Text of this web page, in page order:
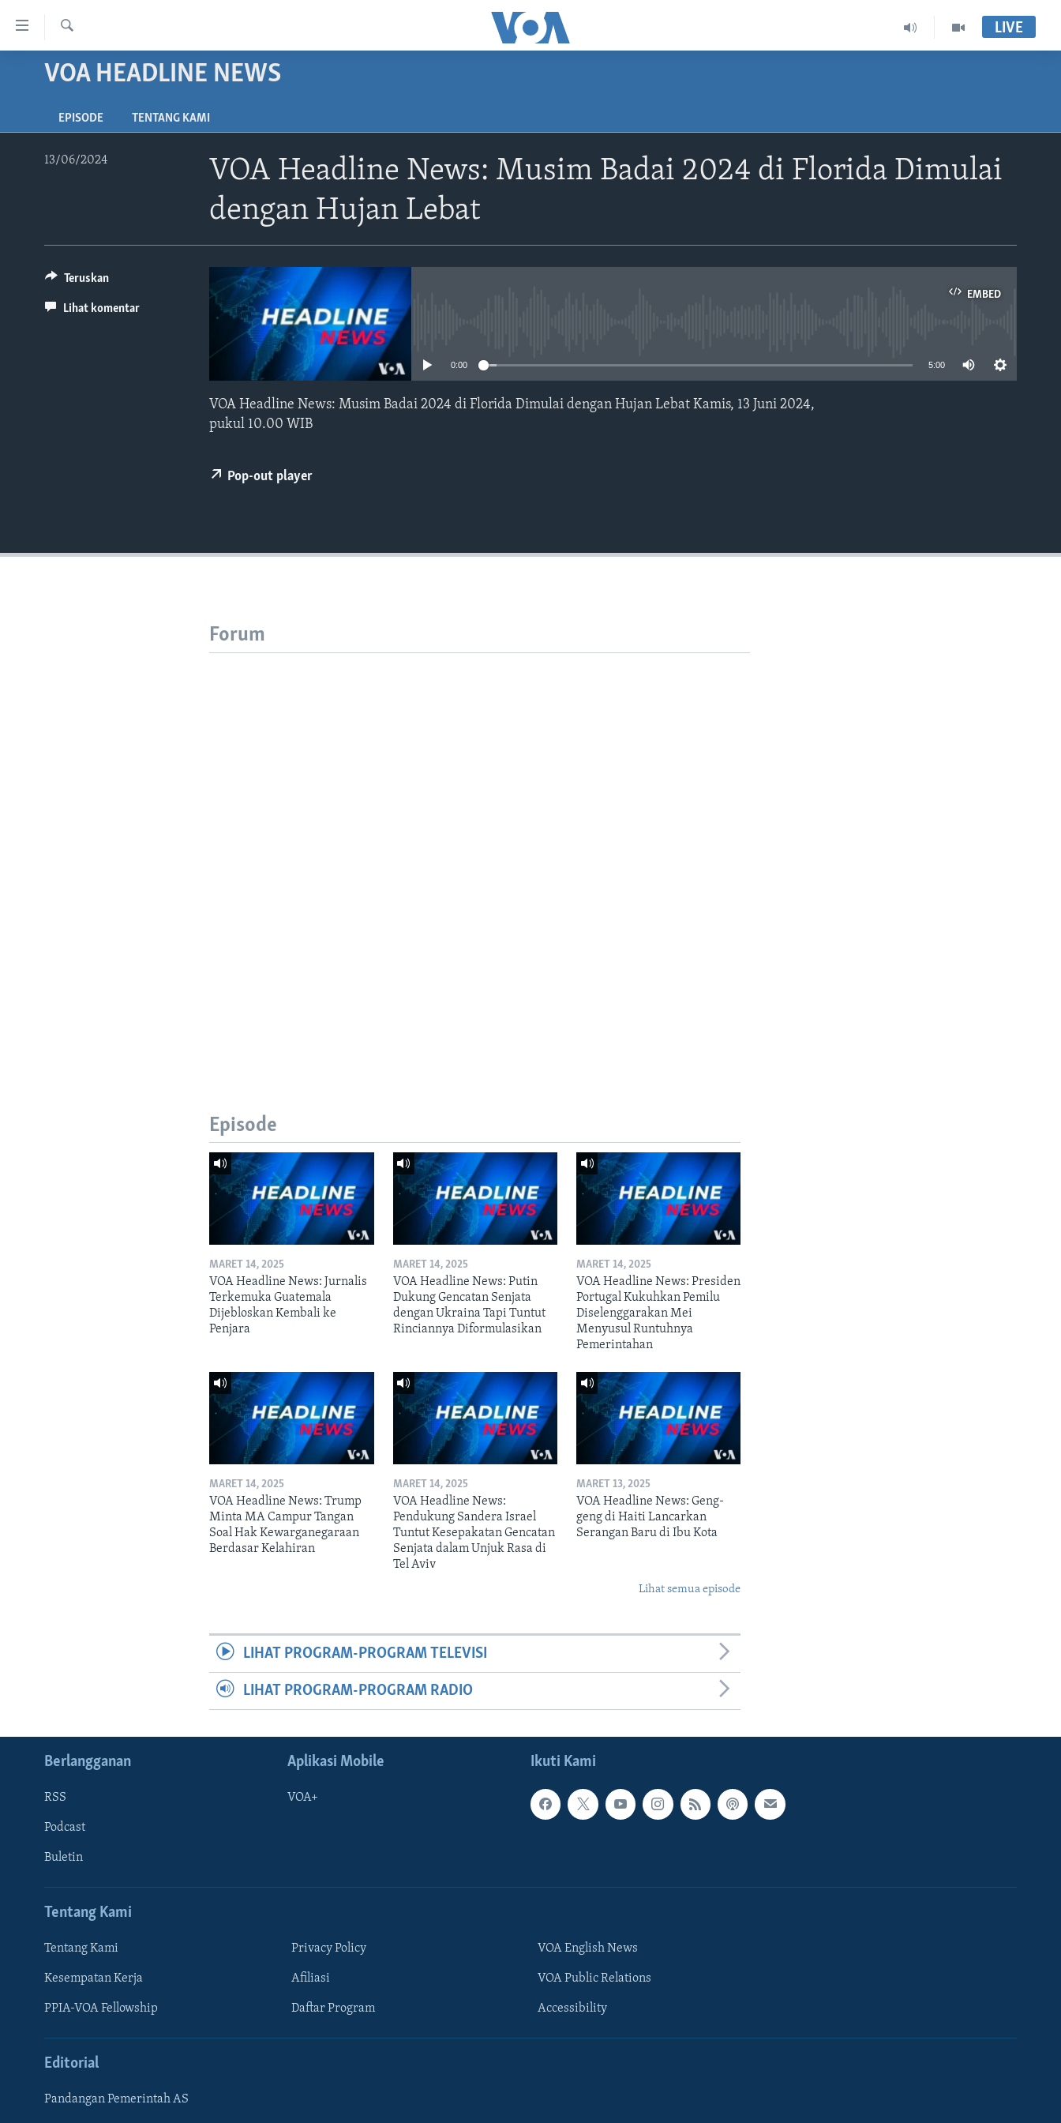
Akses
Konten
BERANDA
VIDEO
POLYGRAPH
Bahasa-bahasa
LIVE
VOA HEADLINE NEWS
EPISODE TENTANG KAMI
VOA Headline News: Musim Badai 2024 di Florida Dimulai
dengan Hujan Lebat
13/06/2024
EMBED
0:00 5:00
VOA Headline News: Musim Badai 2024 di Florida Dimulai dengan Hujan Lebat Kamis, 13 Juni 2024,
pukul 10.00 WIB
Pop-out player
Teruskan
Lihat komentar
Forum
Episode
MARET 14, 2025
VOA Headline News: Jurnalis
Terkemuka Guatemala
Dijebloskan Kembali ke
Penjara
MARET 14, 2025
VOA Headline News: Putin
Dukung Gencatan Senjata
dengan Ukraina Tapi Tuntut
Rinciannya Diformulasikan
MARET 14, 2025
VOA Headline News: Presiden
Portugal Kukuhkan Pemilu
Diselenggarakan Mei
Menyusul Runtuhnya
Pemerintahan
MARET 14, 2025
VOA Headline News: Trump
Minta MA Campur Tangan
Soal Hak Kewarganegaraan
Berdasar Kelahiran
MARET 14, 2025
VOA Headline News:
Pendukung Sandera Israel
Tuntut Kesepakatan Gencatan
Senjata dalam Unjuk Rasa di
Tel Aviv
MARET 13, 2025
VOA Headline News: Geng-
geng di Haiti Lancarkan
Serangan Baru di Ibu Kota
Lihat semua episode
LIHAT PROGRAM-PROGRAM TELEVISI
LIHAT PROGRAM-PROGRAM RADIO
Ikuti Kami
Berlangganan
RSS
Podcast
Buletin
Aplikasi Mobile
VOA+
Tentang Kami
Tentang Kami
Kesempatan Kerja
PPIA-VOA Fellowship
Privacy Policy
Afiliasi
Daftar Program
VOA English News
VOA Public Relations
Accessibility
Editorial
Pandangan Pemerintah AS